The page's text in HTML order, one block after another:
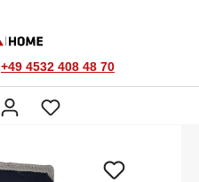
+49 4532 408 48 70